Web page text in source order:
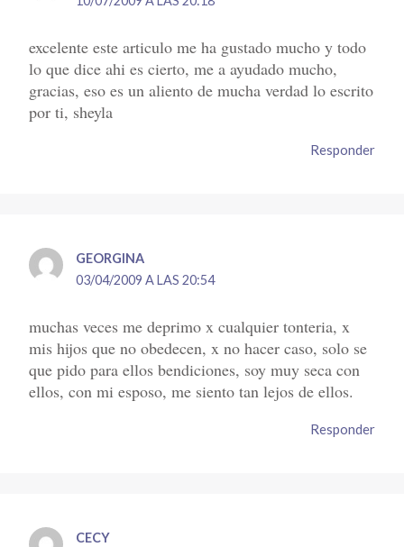
excelente este articulo me ha gustado mucho y todo
lo que dice ahi es cierto, me a ayudado mucho,
gracias, eso es un aliento de mucha verdad lo escrito
por ti, sheyla
Responder
GEORGINA
03/04/2009 A LAS 20:54
muchas veces me deprimo x cualquier tonteria, x
mis hijos que no obedecen, x no hacer caso, solo se
que pido para ellos bendiciones, soy muy seca con
ellos, con mi esposo, me siento tan lejos de ellos.
Responder
CECY